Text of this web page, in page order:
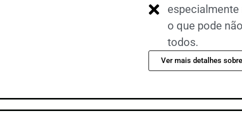
especialmente
o que pode
todos.
Ver mais detalhes